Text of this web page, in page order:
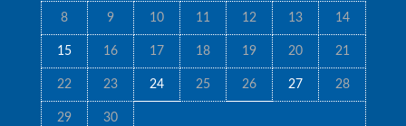
8 9 10 11 12 13 14
15 16 17 18 19 20 21
22 23 24 25 26 27 28
29 30